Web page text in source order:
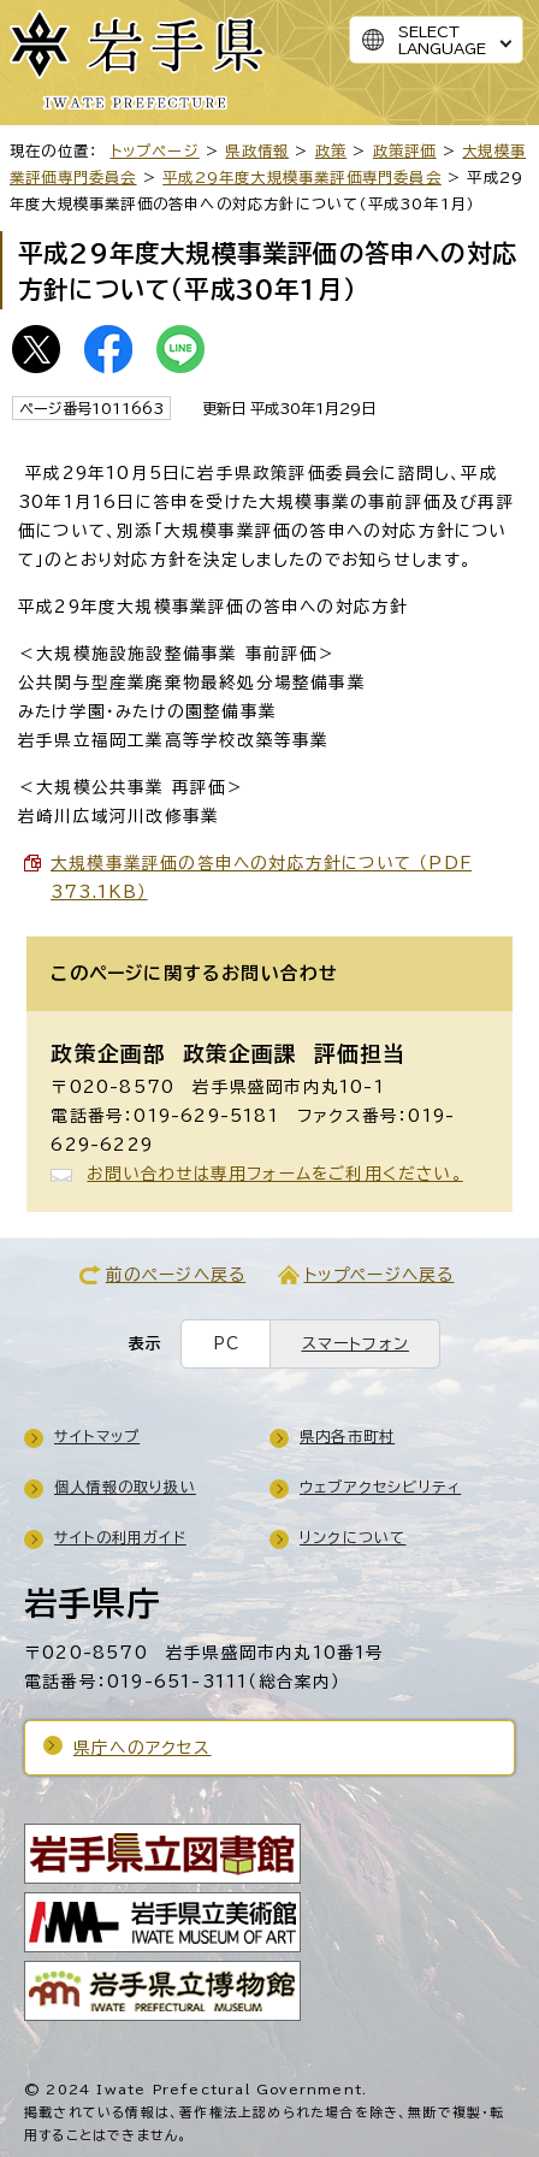
SELECT
LANGUAGE
現在の位置： トップページ > 県政情報 > 政策 > 政策評価 > 大規模事
業評価専門委員会
>平成29年度大規模事業評価専門委員会 > 平成29
年度大規模事業評価の答申への対応方針について（平成30年1月）
平成29年度大規模事業評価の答申への対応
方針について（平成30年1月）
ページ番号1011663 更新日 平成30年1月29日
平成29年10月5日に岩手県政策評価委員会に諮問し、平成
30年1月16日に答申を受けた大規模事業の事前評価及び再評
価について、別添「大規模事業評価の答申への対応方針につい
て」のとおり対応方針を決定しましたのでお知らせします。
平成29年度大規模事業評価の答申への対応方針
＜大規模施設施設整備事業 事前評価＞
公共関与型産業廃棄物最終処分場整備事業
みたけ学園・みたけの園整備事業
岩手県立福岡工業高等学校改築等事業
＜大規模公共事業 再評価＞
岩崎川広域河川改修事業
大規模事業評価の答申への対応方針について （PDF
373.1KB）
このページに関する お問い合わせ
政策企画部 政策企画課 評価担当
〒020-8570 岩手県盛岡市内丸10-1
電話番号：019-629-5181 ファクス番号：019-
629-6229
お問い合わせは専用フォームをご利用ください。
前のページへ戻る トップページへ戻る
表示 PC スマートフォン
岩手県庁
〒020-8570 岩手県盛岡市内丸10番1号
電話番号：019-651-3111（総合案内）
県庁へのアクセス
サイトマップ 県内各市町村
個人情報の取り扱い ウェブアクセシビリティ
サイトの利用ガイド リンクについて
© 2024 Iwate Prefectural Government.
掲載されている情報は、著作権法上認められた場合を除き、無断で複製・転
用することはできません。